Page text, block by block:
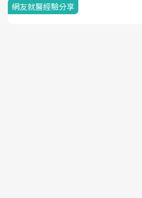
網友就醫經驗分享